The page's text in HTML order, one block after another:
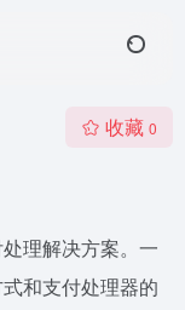
收藏 0
理解决方案。一
和支付处理器的